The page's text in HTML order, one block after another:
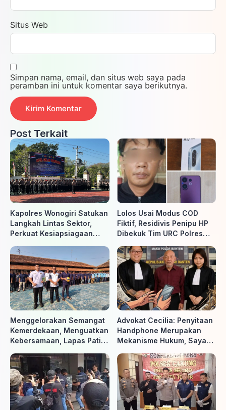
Situs Web
Simpan nama, email, dan situs web saya pada
peramban ini untuk komentar saya berikutnya.
Post Terkait
Kapolres Wonogiri Satukan
Langkah Lintas Sektor,
Perkuat Kesiapsiagaan
Lolos Usai Modus COD
Fiktif, Residivis Penipu HP
Dibekuk Tim URC Polres
Menggelorakan Semangat
Kemerdekaan, Menguatkan
Kebersamaan, Lapas Pati
ke-81 RI, Warga Binaan
Antusias Ikuti Berbagai
Perlombaan
Advokat Cecilia: Penyitaan
Handphone Merupakan
Mekanisme Hukum, Saya
Diminta Penyidik dan Tidak
perlu takut